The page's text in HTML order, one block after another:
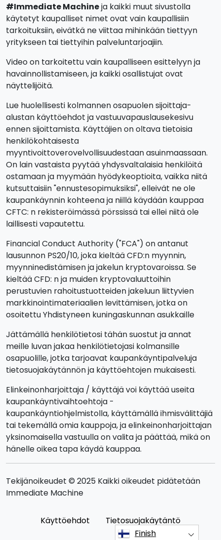
#Immediate Machineja kaikki muut sivustolla
käytetyt kaupalliset nimet ovat vain kaupallisiin
tarkoituksiin, eivätkä ne viittaa mihinkään tiettyyn
yritykseen tai tiettyihin palveluntarjoajiin.
Video on tarkoitettu vain kaupalliseen esittelyyn ja
havainnollistamiseen, ja kaikki osallistujat ovat
näyttelijöitä.
Lue huolellisesti kolmannen osapuolen sijoittaja-
alustan käyttöehdot ja vastuuvapauslausekesivu
ennen sijoittamista. Käyttäjien on oltava tietoisia
henkilökohtaisesta
myyntivoittoverovelvollisuudestaan asuinmaassaan.
On lain vastaista pyytää yhdysvaltalaisia henkilöitä
ostamaan ja myymään hyödykeoptioita, vaikka niitä
kutsuttaisiin "ennustesopimuksiksi", elleivät ne ole
kaupankäynnin kohteena ja niillä käydään kauppaa
CFTC: n rekisteröimässä pörssissä tai ellei niitä ole
laillisesti vapautettu.
Financial Conduct Authority ("FCA") on antanut
lausunnon PS20/10, joka kieltää CFD:n myynnin,
myynninedistämisen ja jakelun kryptovaroissa. Se
kieltää CFD: n ja muiden kryptovaluuttoihin
perustuvien rahoitustuotteiden jakeluun liittyvien
markkinointimateriaalien levittämisen, jotka on
osoitettu Yhdistyneen kuningaskunnan asukkaille
Jättämällä henkilötietosi tähän suostut ja annat
meille luvan jakaa henkilötietojasi kolmansille
osapuolille, jotka tarjoavat kaupankäyntipalveluja
tietosuojakäytännön ja käyttöehtojen mukaisesti.
Elinkeinonharjoittaja / käyttäjä voi käyttää useita
kaupankäyntivaihtoehtoja -
kaupankäyntiohjelmistolla, käyttämällä ihmisvälittäjiä
tai tekemällä omia kauppoja, ja elinkeinonharjoittajan
yksinomaisella vastuulla on valita ja päättää, mikä on
hänelle oikea tapa käydä kauppaa.
Tekijänoikeudet © 2025 Kaikki oikeudet pidätetään
Immediate Machine
Käyttöehdot
Tietosuojakäytäntö
Finish